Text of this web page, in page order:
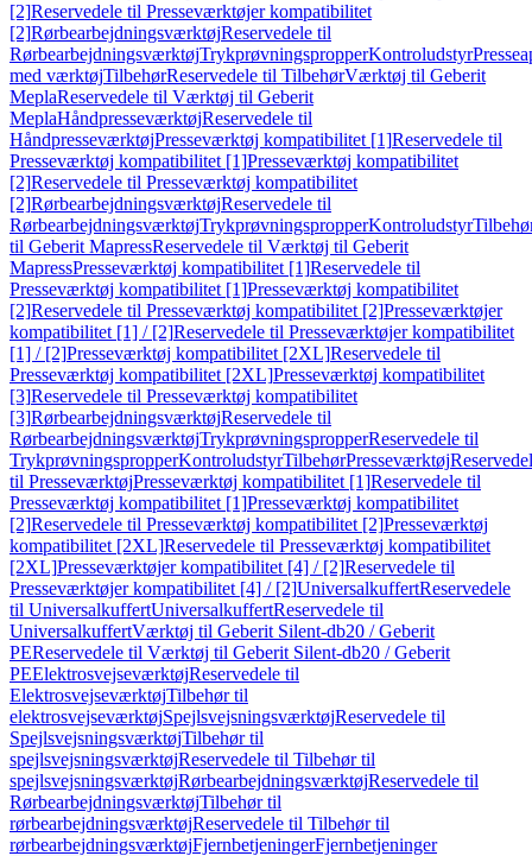
[2]Reservedele til Presseværktøjer kompatibilitet
[2]RørbearbejdningsværktøjReservedele til
RørbearbejdningsværktøjTrykprøvningspropperKontroludstyr
med værktøjTilbehørReservedele til TilbehørVærktøj til Geberit
MeplaReservedele til Værktøj til Geberit
MeplaHåndpresseværktøjReservedele til
HåndpresseværktøjPresseværktøj kompatibilitet [1]Reservedele til
Presseværktøj kompatibilitet [1]Presseværktøj kompatibilitet
[2]Reservedele til Presseværktøj kompatibilitet
[2]RørbearbejdningsværktøjReservedele til
RørbearbejdningsværktøjTrykprøvningspropperKontroludstyr
til Geberit MapressReservedele til Værktøj til Geberit
MapressPresseværktøj kompatibilitet [1]Reservedele til
Presseværktøj kompatibilitet [1]Presseværktøj kompatibilitet
[2]Reservedele til Presseværktøj kompatibilitet [2]Presseværktøjer
kompatibilitet [1] / [2]Reservedele til Presseværktøjer kompatibilitet
[1] / [2]Presseværktøj kompatibilitet [2XL]Reservedele til
Presseværktøj kompatibilitet [2XL]Presseværktøj kompatibilitet
[3]Reservedele til Presseværktøj kompatibilitet
[3]RørbearbejdningsværktøjReservedele til
RørbearbejdningsværktøjTrykprøvningspropperReservedele til
TrykprøvningspropperKontroludstyrTilbehørPresseværktøj
til PresseværktøjPresseværktøj kompatibilitet [1]Reservedele til
Presseværktøj kompatibilitet [1]Presseværktøj kompatibilitet
[2]Reservedele til Presseværktøj kompatibilitet [2]Presseværktøj
kompatibilitet [2XL]Reservedele til Presseværktøj kompatibilitet
[2XL]Presseværktøjer kompatibilitet [4] / [2]Reservedele til
Presseværktøjer kompatibilitet [4] / [2]UniversalkuffertReservedele
til UniversalkuffertUniversalkuffertReservedele til
UniversalkuffertVærktøj til Geberit Silent-db20 / Geberit
PEReservedele til Værktøj til Geberit Silent-db20 / Geberit
PEElektrosvejseværktøjReservedele til
ElektrosvejseværktøjTilbehør til
elektrosvejseværktøjSpejlsvejsningsværktøjReservedele til
SpejlsvejsningsværktøjTilbehør til
spejlsvejsningsværktøjReservedele til Tilbehør til
spejlsvejsningsværktøjRørbearbejdningsværktøjReservedele til
RørbearbejdningsværktøjTilbehør til
rørbearbejdningsværktøjReservedele til Tilbehør til
rørbearbejdningsværktøjFjernbetjeningerFjernbetjeninger